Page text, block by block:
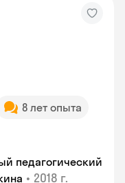
8 лет опыта
педагогический
• 2018 г.